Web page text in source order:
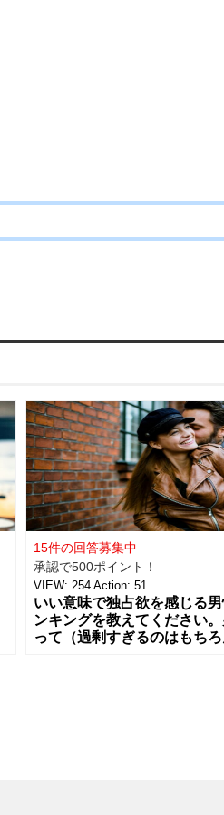
15件の回答募集中
承認で500ポイント！
VIEW: 254 Action: 51
いい意味で独占欲を感じる
ンキングを教えてください
って（過剰すぎるのはもち